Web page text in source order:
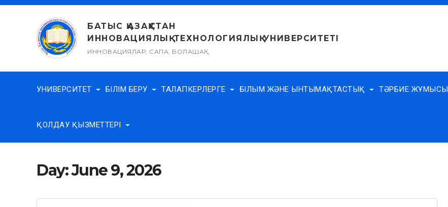
Skip
БАТЫС ҚАЗАҚСТАН
ИННОВАЦИЯЛЫҚ-ТЕХНОЛОГИЯЛЫҚ УНИВЕРСИТЕТІ
ИННОВАЦИЯЛАР, САПА, БОЛАШАҚ
УНИВЕРСИТЕТ БІЛІМ БЕРУ ТАЛАПКЕРЛЕРГЕ ҒЫЛЫМ ЖӘНЕ ЫНТЫМАҚТАСТЫҚ ТӘРБИЕ ЖҰМЫСЫ
ҚОЛДАУ ҚЫЗМЕТТЕРІ
Day:June 9, 2026